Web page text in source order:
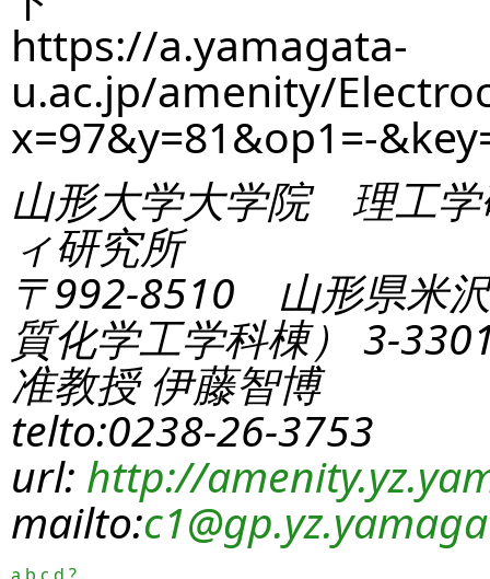
https://a.yamagata-
u.ac.jp/amenity/
x=97&y=81&op1=-
山形大学大学院 理工学
ィ研究所
〒992-8510 山形県米
質化学工学科棟） 3-
准教授 伊藤智博
telto:0238-26-3753
url: http://
mailto:c1